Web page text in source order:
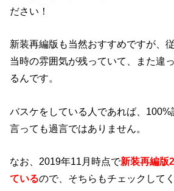
ださい！
新装再編版も当然おすすめですが、
当時の雰囲気が残っていて、また違
るんです。
バスケをしている人であれば、100%
言っても過言ではありません。
なお、2019年11月時点で新装再編版
ているので、そちらもチェックして